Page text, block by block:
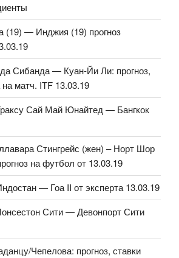
(19) — Инджия (19) прогноз
Сибанда — Куан-Йи Ли: прогноз,
матч. ITF 13.03.19
Сай Май Юнайтед — Бангкок
Стингрейс (жен) – Норт Шор
на футбол от 13.03.19
— Гоа II от эксперта 13.03.19
Сити — Девонпорт Сити
Чепелова: прогноз, ставки